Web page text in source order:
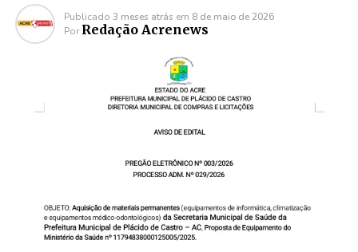
Publicado 3 meses atrás em 8 de maio de 2026
Por Redação Acrenews